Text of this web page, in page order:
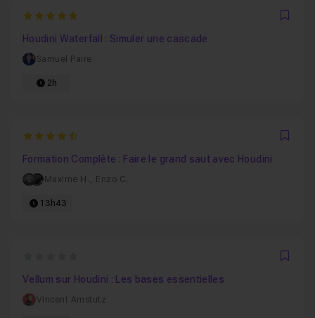
5
Houdini Waterfall : Simuler une cascade
Samuel Paire
2h
4.6666666666667
Formation Complète : Faire le grand saut avec Houdini
Maxime H. , Enzo C.
13h43
Vellum sur Houdini : Les bases essentielles
Vincent Amstutz